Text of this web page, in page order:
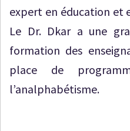
expert en éducation et
Le Dr. Dkar a une
formation des
place de
l’analphabétisme.